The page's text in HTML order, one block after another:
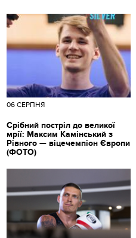
06 СЕРПНЯ
Срібний постріл до великої
мрії: Максим Камінський з
Рівного — віцечемпіон Європи
(ФОТО)